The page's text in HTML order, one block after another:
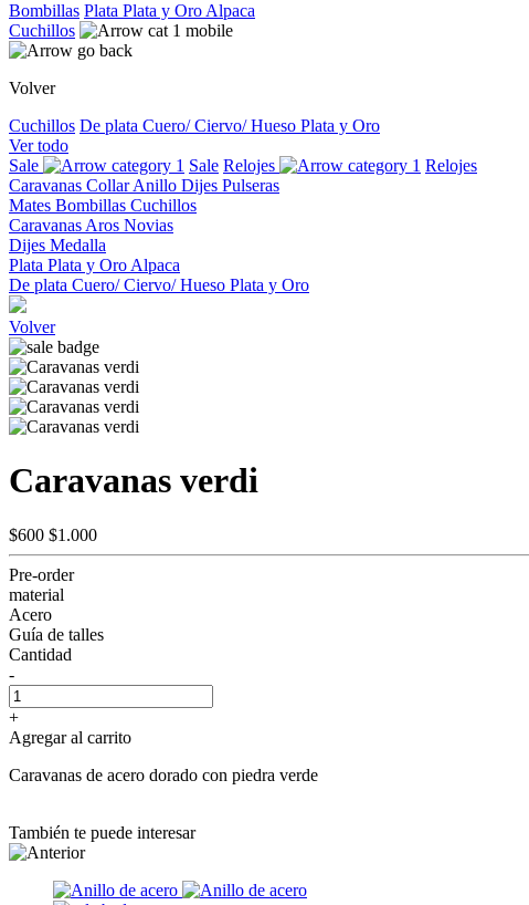
Bombillas Plata Plata y Oro Alpaca
Cuchillos
Volver
Cuchillos De plata Cuero/ Ciervo/ Hueso Plata y Oro
Ver todo
Sale
Sale Relojes
Relojes
Caravanas CollarAnillo Dijes Pulseras
Mates Bombillas Cuchillos
Caravanas Aros Novias
Dijes Medalla
Plata Plata y Oro Alpaca
De plata Cuero/ Ciervo/ Hueso Plata y Oro
Volver
Caravanas verdi
$600 $1.000
Pre-order
material
Acero
Guía de talles
Cantidad
-
+
Agregar al carrito
Caravanas de acero dorado con piedra verde
También te puede interesar